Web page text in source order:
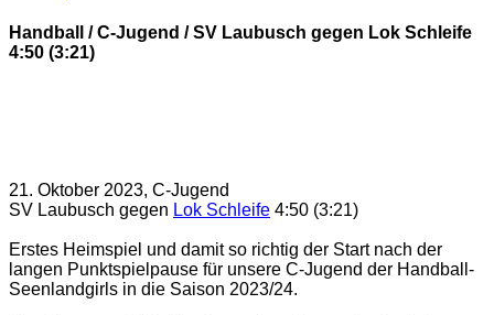
Handball / C-Jugend / SV Laubusch gegen Lok Schleife
4:50 (3:21)
21. Oktober 2023, C-Jugend
SV Laubusch gegen Lok Schleife 4:50 (3:21)
Erstes Heimspiel und damit so richtig der Start nach der
langen Punktspielpause für unsere C-Jugend der Handball-
Seenlandgirls in die Saison 2023/24.